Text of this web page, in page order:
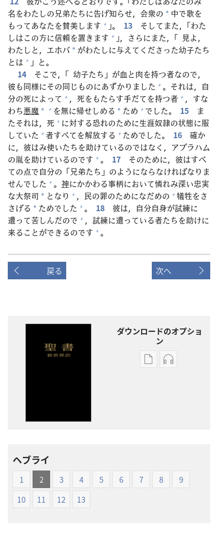
名をわたしの兄弟たちに告げ知らせ， 会衆の * 中で歌を
もってあなたを賛美します + 」。 13
そしてまた，「わた
しはこの方に信頼を置きます + 」，さらにまた，「 見よ，
わたしと，エホバ * がわたしに与えてくださった幼子たち
とは + 」と。
14
そこで，「 幼子たち」が血と肉を持つ者なので，
彼も同様にその同じものにあずかりました + 。それは， 自
分の死によって + ， 死をもたらす手だてを持つ者 + ，すな
わち悪魔 * + を無に帰せしめる * ため + でした。 15
ま
たそれは， 死 + に対する恐れのために生涯奴隷の状態に服
していた + 者すべてを解放する + ためでした。 16 確か
に， 彼はみ使いたちを助けているのではなく，アブラハム
の胤を助けているのです + 。 17 そのために， 彼はすべ
ての点で自分の「兄弟たち」のようにならなければなりま
せんでした + 。 神にかかわる事柄において憐れみ深い忠実
な大祭司 * となり + ， 民の罪のためになだめの + 犠牲をさ
さげる * ためでした + 。 18 彼は， 自分自身が試練に
遭って苦しんだので + ， 試練に遭っている者たちを助けに
来ることができるのです + 。
戻る 次へ
ダウンロードのオプショ
ン
出
オ
プ
オー
オ
プ
ヘブライ
1 2 3 4 5 6 7 8
9
10
11 12 13